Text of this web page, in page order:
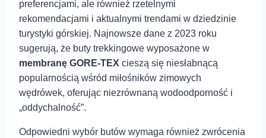
preferencjami, ale również rzetelnymi⁤
rekomendacjami i aktualnymi trendami w dziedzinie
turystyki⁤ górskiej. Najnowsze dane z 2023 roku
sugerują, że buty ⁢trekkingowe wyposażone w
membranę GORE-TEX ‍cieszą się niesłabnącą
popularnością wśród miłośników zimowych
wędrówek, oferując niezrównaną wodoodporność i⁣
„oddychalność”.
Odpowiedni wybór ⁢butów wymaga również zwrócenia